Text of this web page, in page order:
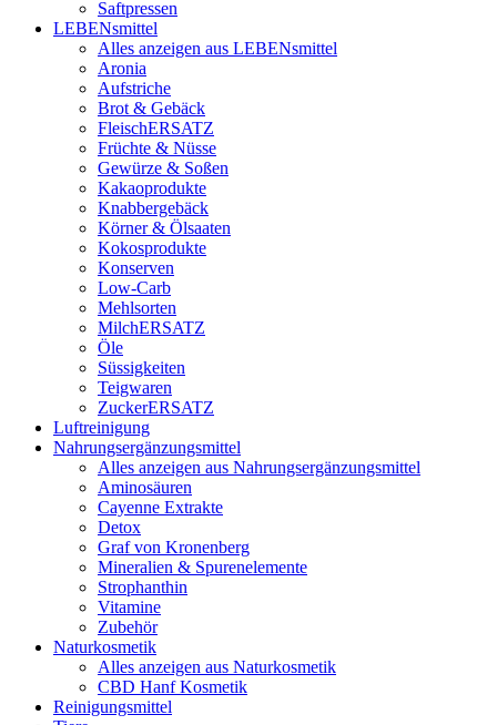
Saftpressen
LEBENsmittel
Alles anzeigen aus LEBENsmittel
Aronia
Aufstriche
Brot & Gebäck
FleischERSATZ
Früchte & Nüsse
Gewürze & Soßen
Kakaoprodukte
Knabbergebäck
Körner & Ölsaaten
Kokosprodukte
Konserven
Low-Carb
Mehlsorten
MilchERSATZ
Öle
Süssigkeiten
Teigwaren
ZuckerERSATZ
Luftreinigung
Nahrungsergänzungsmittel
Alles anzeigen aus Nahrungsergänzungsmittel
Aminosäuren
Cayenne Extrakte
Detox
Graf von Kronenberg
Mineralien & Spurenelemente
Strophanthin
Vitamine
Zubehör
Naturkosmetik
Alles anzeigen aus Naturkosmetik
CBD Hanf Kosmetik
Reinigungsmittel